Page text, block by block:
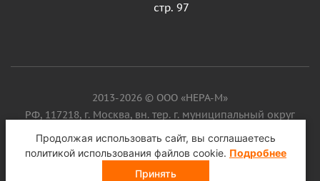
стр. 97
2013-2026 © ООО «НЕРА-М»
РФ, 117218, г. Москва, вн. тер. г. муниципальный округ
Котловка, ул. Большая Черёмушкинская, д. 25, стр. 97, ИНН
9718086924, ОГРН 1187746099750
Продолжая использовать сайт, вы соглашаетесь
политикой использования файлов cookie. Подробнее
Принять